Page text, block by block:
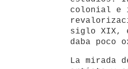
colonial e
siglo XIX,
daba poco
La mirada